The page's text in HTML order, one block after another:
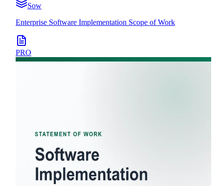
Sow
Enterprise Software Implementation Scope of Work
PRO